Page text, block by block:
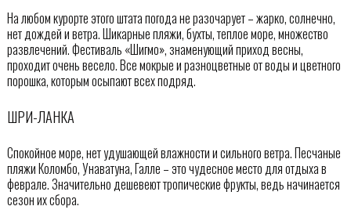
На любом курорте этого штата погода не разочарует – жарко, солнечно,
нет дождей и ветра. Шикарные пляжи, бухты, теплое море, множество
развлечений. Фестиваль «Шигмо», знаменующий приход весны,
проходит очень весело. Все мокрые и разноцветные от воды и цветного
порошка, которым осыпают всех подряд.
ШРИ-ЛАНКА
Спокойное море, нет удушающей влажности и сильного ветра. Песчаные
пляжи Коломбо, Унаватуна, Галле – это чудесное место для отдыха в
феврале. Значительно дешевеют тропические фрукты, ведь начинается
сезон их сбора.